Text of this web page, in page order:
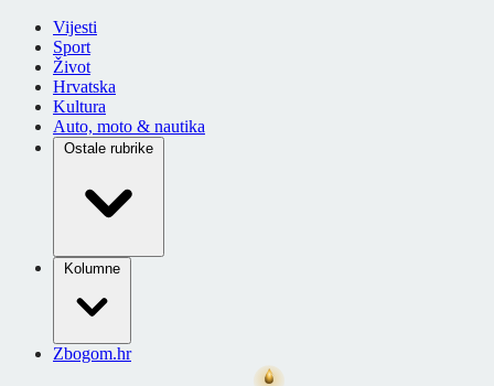
Vijesti
Sport
Život
Hrvatska
Kultura
Auto, moto & nautika
Ostale rubrike
Kolumne
Zbogom.hr